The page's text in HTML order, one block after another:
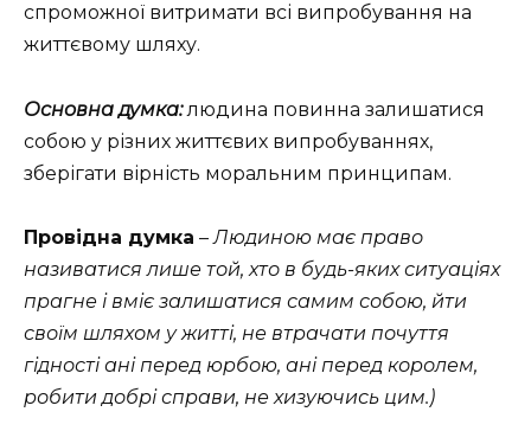
спроможної витримати всі випробування на
життєвому шляху.
Основна думка:людина повинна залишатися
собою у різних життєвих випробуваннях,
зберігати вірність моральним принципам.
Провідна думка –Людиною має право
називатися лише той, хто в будь-яких ситуаціях
прагне і вміє залишатися самим собою, йти
своїм шляхом у житті, не втрачати почуття
гідності ані перед юрбою, ані перед королем,
робити добрі справи, не хизуючись цим.)